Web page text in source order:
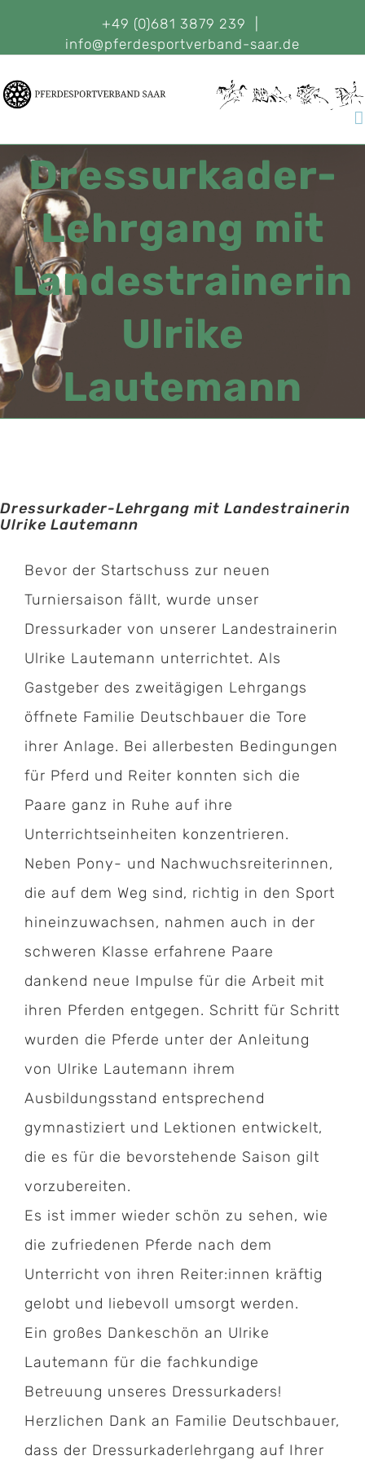
+49 (0)681 3879 239
info@pferdesportverband-saar.de
Dressurkader-
Lehrgang mit
Landestrainerin
Ulrike
Lautemann
Dressurkader-Lehrgang mit Landestrainerin
Ulrike Lautemann
Bevor der Startschuss zur neuen
Turniersaison fällt, wurde unser
Dressurkader von unserer Landestrainerin
Ulrike Lautemann unterrichtet. Als
Gastgeber des zweitägigen Lehrgangs
öffnete Familie Deutschbauer die Tore
ihrer Anlage. Bei allerbesten Bedingungen
für Pferd und Reiter konnten sich die
Paare ganz in Ruhe auf ihre
Unterrichtseinheiten konzentrieren.
Neben Pony- und Nachwuchsreiterinnen,
die auf dem Weg sind, richtig in den Sport
hineinzuwachsen, nahmen auch in der
schweren Klasse erfahrene Paare
dankend neue Impulse für die Arbeit mit
ihren Pferden entgegen. Schritt für Schritt
wurden die Pferde unter der Anleitung
von Ulrike Lautemann ihrem
Ausbildungsstand entsprechend
gymnastiziert und Lektionen entwickelt,
die es für die bevorstehende Saison gilt
vorzubereiten.
Es ist immer wieder schön zu sehen, wie
die zufriedenen Pferde nach dem
Unterricht von ihren Reiter:innen kräftig
gelobt und liebevoll umsorgt werden.
Ein großes Dankeschön an Ulrike
Lautemann für die fachkundige
Betreuung unseres Dressurkaders!
Herzlichen Dank an Familie Deutschbauer,
dass der Dressurkaderlehrgang auf Ihrer